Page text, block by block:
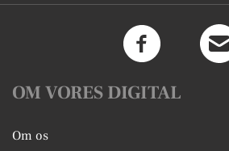
OM VORES DIGITAL
Om os